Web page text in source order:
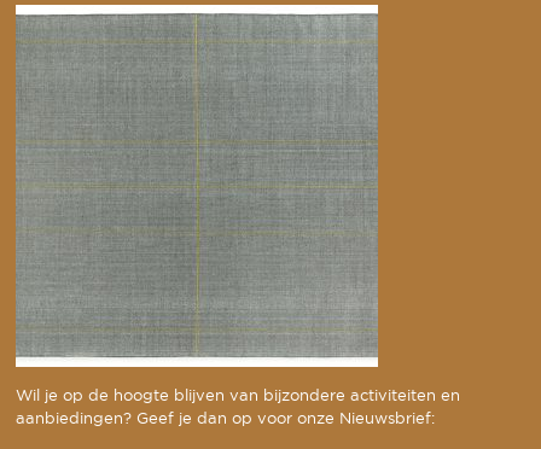
Wil je op de hoogte blijven van bijzondere activiteiten en
aanbiedingen? Geef je dan op voor onze Nieuwsbrief: